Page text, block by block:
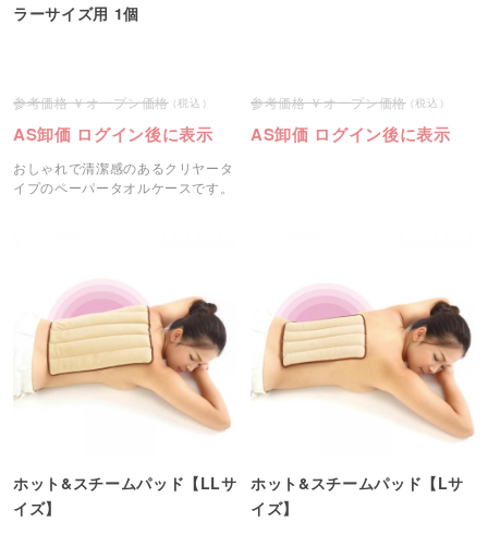
ラーサイズ用 1個
オープン価格
AS卸価 ログイン後に表示
おしゃれで清潔感のあるクリヤータ
イプのペーパータオルケースです。
オープン価格
AS卸価 ログイン後に表示
ホット&スチームパッド【LLサ
イズ】
ホット&スチームパッド【Lサ
イズ】